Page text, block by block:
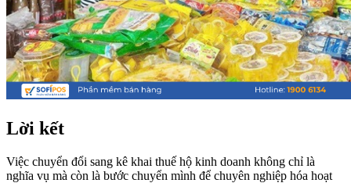
Lời kết
Việc chuyển đổi sang kê khai thuế hộ kinh doanh không chỉ là
nghĩa vụ mà còn là bước chuyển mình để chuyên nghiệp hóa hoạt